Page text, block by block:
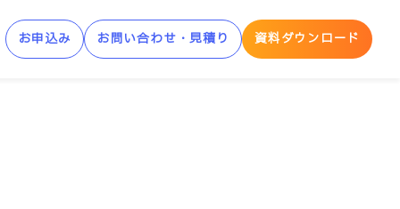
お申込み お問い合わせ・見積り 資料ダウンロード